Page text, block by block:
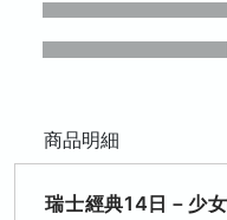
商品明細
瑞士經典14日－少